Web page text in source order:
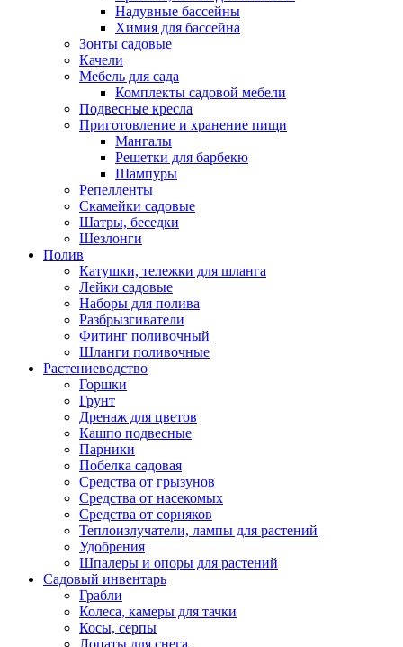
Надувные бассейны
Химия для бассейна
Зонты садовые
Качели
Мебель для сада
Комплекты садовой мебели
Подвесные кресла
Приготовление и хранение пищи
Мангалы
Решетки для барбекю
Шампуры
Репелленты
Скамейки садовые
Шатры, беседки
Шезлонги
Полив
Катушки, тележки для шланга
Лейки садовые
Наборы для полива
Разбрызгиватели
Фитинг поливочный
Шланги поливочные
Растениеводство
Горшки
Грунт
Дренаж для цветов
Кашпо подвесные
Парники
Побелка садовая
Средства от грызунов
Средства от насекомых
Средства от сорняков
Теплоизлучатели, лампы для растений
Удобрения
Шпалеры и опоры для растений
Садовый инвентарь
Грабли
Колеса, камеры для тачки
Косы, серпы
Лопаты для снега